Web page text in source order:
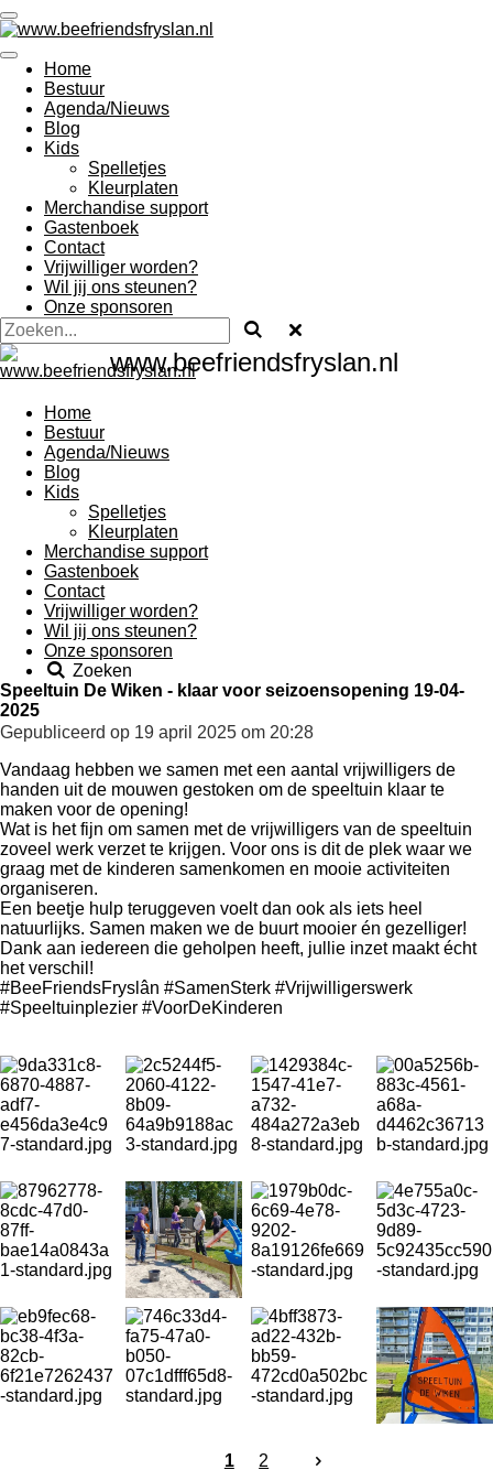
Ga
direct
naar
de
hoofdinhoud
Home
Bestuur
Agenda/Nieuws
Blog
Kids
Spelletjes
Kleurplaten
Merchandise support
Gastenboek
Contact
Vrijwilliger worden?
Wil jij ons steunen?
Onze sponsoren
www.beefriendsfryslan.nl
Home
Bestuur
Agenda/Nieuws
Blog
Kids
Spelletjes
Kleurplaten
Merchandise support
Gastenboek
Contact
Vrijwilliger worden?
Wil jij ons steunen?
Onze sponsoren
Zoeken
Speeltuin De Wiken - klaar voor seizoensopening 19-04-
2025
Gepubliceerd op 19 april 2025 om 20:28
Vandaag hebben we samen met een aantal vrijwilligers de
handen uit de mouwen gestoken om de speeltuin klaar te
maken voor de opening!
Wat is het fijn om samen met de vrijwilligers van de speeltuin
zoveel werk verzet te krijgen. Voor ons is dit de plek waar we
graag met de kinderen samenkomen en mooie activiteiten
organiseren.
Een beetje hulp teruggeven voelt dan ook als iets heel
natuurlijks. Samen maken we de buurt mooier én gezelliger!
Dank aan iedereen die geholpen heeft, jullie inzet maakt écht
het verschil!
#BeeFriendsFryslân #SamenSterk #Vrijwilligerswerk
#Speeltuinplezier #VoorDeKinderen
1 2